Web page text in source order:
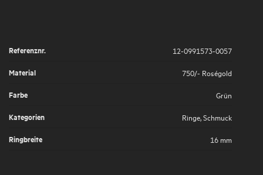
Referenznr.
12-0991573-0057
Material
750/- Roségold
Farbe
Grün
Kategorien
Ringe Schmuck
Ringbreite
16 mm